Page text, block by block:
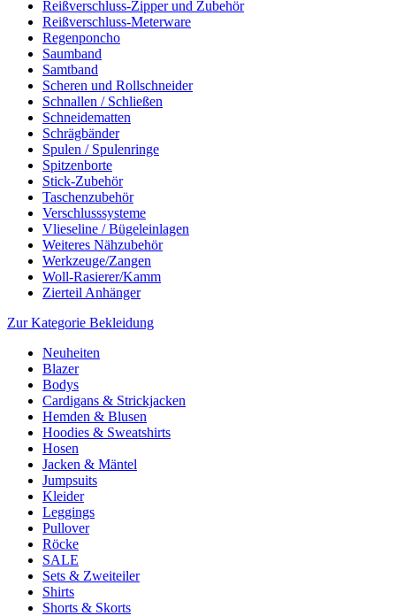
Reißverschluss-Zipper und Zubehör
Reißverschluss-Meterware
Regenponcho
Saumband
Samtband
Scheren und Rollschneider
Schnallen / Schließen
Schneidematten
Schrägbänder
Spulen / Spulenringe
Spitzenborte
Stick-Zubehör
Taschenzubehör
Verschlusssysteme
Vlieseline / Bügeleinlagen
Weiteres Nähzubehör
Werkzeuge/Zangen
Woll-Rasierer/Kamm
Zierteil Anhänger
Zur Kategorie Bekleidung
Neuheiten
Blazer
Bodys
Cardigans & Strickjacken
Hemden & Blusen
Hoodies & Sweatshirts
Hosen
Jacken & Mäntel
Jumpsuits
Kleider
Leggings
Pullover
Röcke
SALE
Sets & Zweiteiler
Shirts
Shorts & Skorts